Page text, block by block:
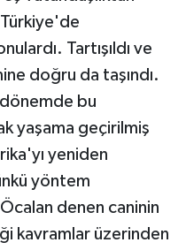
Tartışıldı ve
doğru da taşındı.
bu
yaşama geçirilmiş
yeniden
yöntem
denen caninin
kavramlar üzerinden